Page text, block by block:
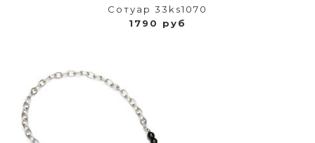
Сотуар 33ks1070
1790 руб